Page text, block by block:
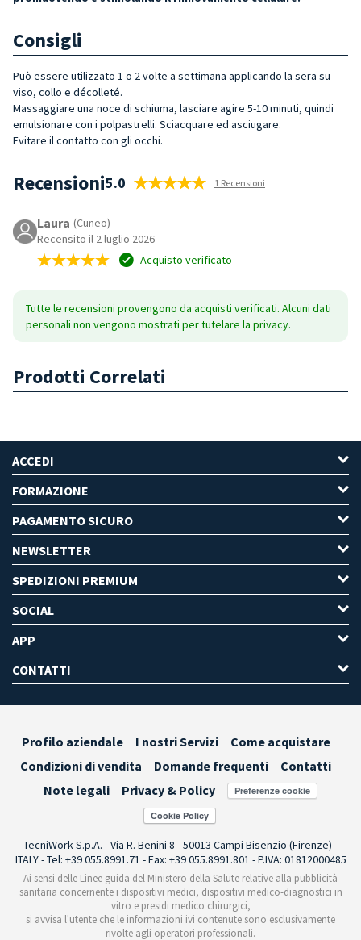
Consigli
Può essere utilizzato 1 o 2 volte a settimana applicando la sera su
viso, collo e décolleté.
Massaggiare una noce di schiuma, lasciare agire 5-10 minuti, quindi
emulsionare con i polpastrelli. Sciacquare ed asciugare.
Evitare il contatto con gli occhi.
Recensioni5.0 1 Recensioni
Laura (Cuneo)
Recensito il 2 luglio 2026
Acquisto verificato
Tutte le recensioni provengono da acquisti verificati. Alcuni dati
personali non vengono mostrati per tutelare la privacy.
Prodotti Correlati
ACCEDI
FORMAZIONE
PAGAMENTO SICURO
NEWSLETTER
SPEDIZIONI PREMIUM
SOCIAL
APP
CONTATTI
Profilo aziendale I nostri Servizi
Come acquistare
Condizioni di vendita
Domande frequenti
Contatti
Note legali
Privacy & Policy Preferenze cookie
TecniWork S.p.A. - Via R. Benini 8 - 50013 Campi Bisenzio (Firenze) -
ITALY - Tel: +39 055.8991.71 - Fax: +39 055.8991.801 - P.IVA: 01812000485
Ai sensi delle Linee guida del Ministero della Salute relative alla pubblicità
sanitaria concernente i dispositivi medici, dispositivi medico-diagnostici in
vitro e presidi medico chirurgici,
si avvisa l'utente che le informazioni ivi contenute sono esclusivamente
rivolte agli operatori professionali.